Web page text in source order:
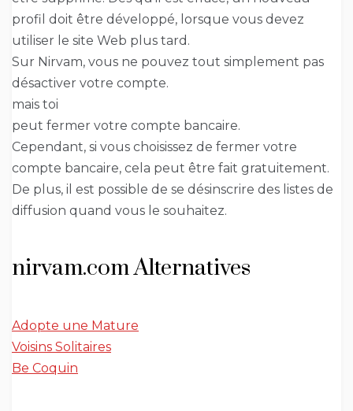
profil doit être développé, lorsque vous devez
utiliser le site Web plus tard.
Sur Nirvam, vous ne pouvez tout simplement pas
désactiver votre compte.
mais toi
peut fermer votre compte bancaire.
Cependant, si vous choisissez de fermer votre
compte bancaire, cela peut être fait gratuitement.
De plus, il est possible de se désinscrire des listes de
diffusion quand vous le souhaitez.
nirvam.com Alternatives
Adopte une Mature
Voisins Solitaires
Be Coquin